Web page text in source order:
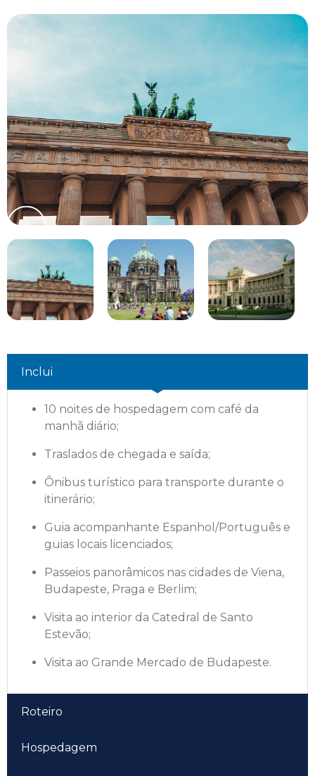
Inclui
10 noites de hospedagem com café da
manhã diário;
Traslados de chegada e saída;
Ônibus turístico para transporte durante o
itinerário;
Guia acompanhante Espanhol/Português e
guias locais licenciados;
Passeios panorâmicos nas cidades de Viena,
Budapeste, Praga e Berlim;
Visita ao interior da Catedral de Santo
Estevão;
Visita ao Grande Mercado de Budapeste.
Roteiro
Hospedagem